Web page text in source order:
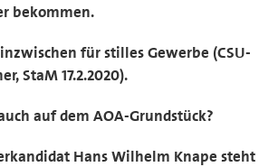
bekommen.
für stilles Gewerbe (CSU-
StaM 17.2.2020).
auf dem AOA-Grundstück?
Hans Wilhelm Knape steht